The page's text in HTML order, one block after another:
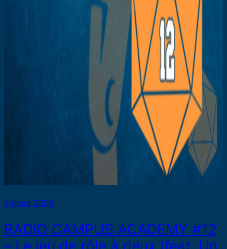
5 mars 2026
RADIO CAMPUS ACADEMY #12